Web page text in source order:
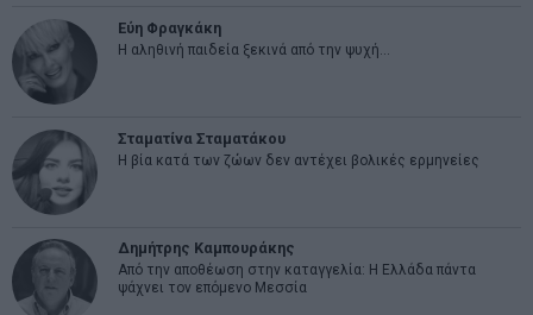
Εύη Φραγκάκη
Η αληθινή παιδεία ξεκινά από την ψυχή…
Σταματίνα Σταματάκου
Η βία κατά των ζώων δεν αντέχει βολικές ερμηνείες
Δημήτρης Καμπουράκης
Από την αποθέωση στην καταγγελία: Η Ελλάδα πάντα
ψάχνει τον επόμενο Μεσσία